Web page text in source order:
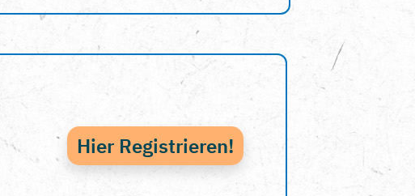
Hier Registrieren!